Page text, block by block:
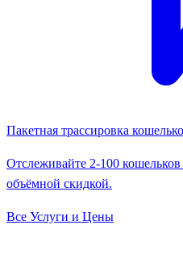
Пакетная трассировка
Отслеживайте 2-100
объёмной скидкой.
Все Услуги и Цены